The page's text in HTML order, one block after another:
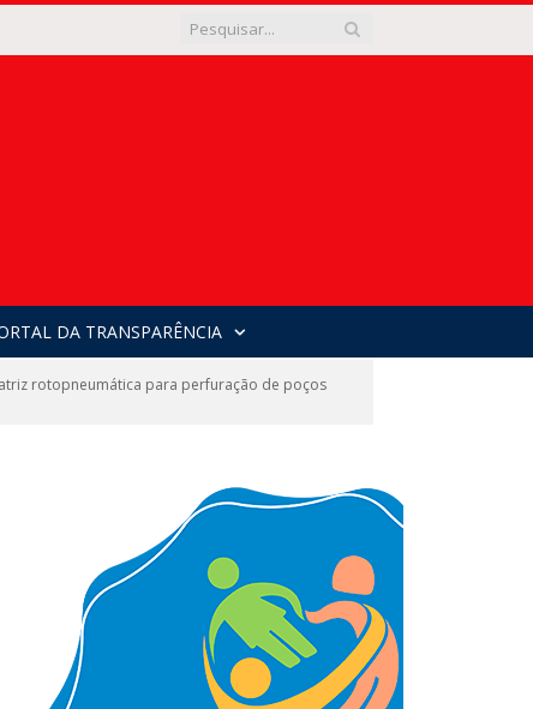
DA TRANSPARÊNCIA
rotopneumática para perfuração de poços